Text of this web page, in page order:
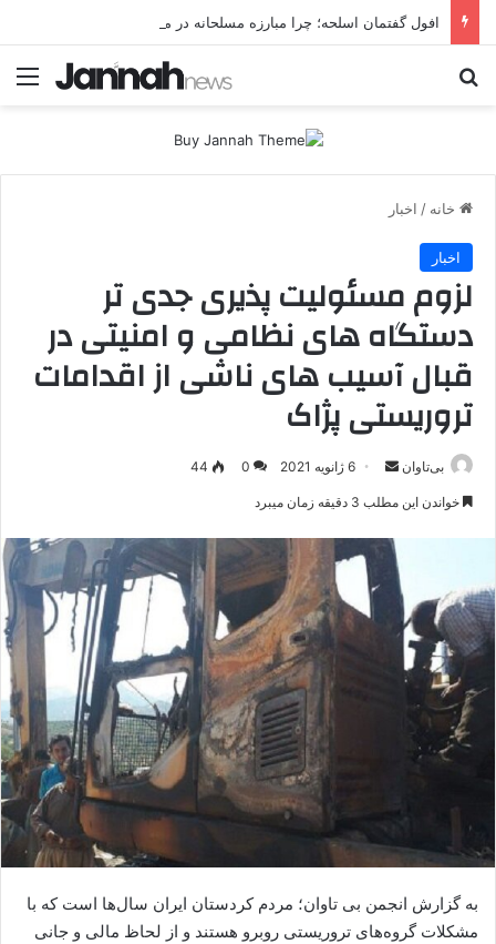
خانه / اخبار
اخبار
لزوم مسئولیت پذیری جدی تر
دستگاه های نظامی و امنیتی در
قبال آسیب های ناشی از اقدامات
تروریستی پژاک
بی‌تاوان
ر
ا
6 ژانویه 2021 0
44
خواندن این مطلب 3 دقیقه زمان میبرد
به گزارش انجمن بی تاوان؛ مردم کردستان ایران سال‌ها است که با
مشکلات گروه‌های تروریستی روبرو هستند و از لحاظ مالی و جانی